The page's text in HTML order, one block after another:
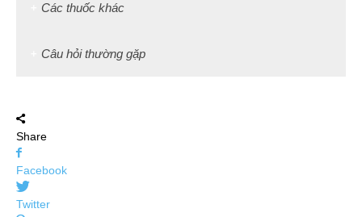
Các thuốc khác
Câu hỏi thường gặp
Share
Facebook
Twitter